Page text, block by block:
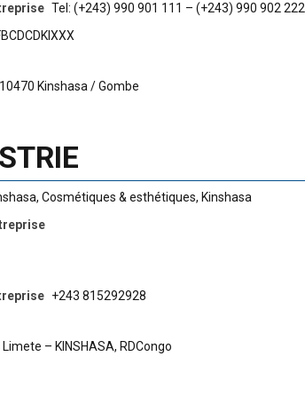
Tel: (+243) 990 901 111 – (+243) 990 902 222
Kinshasa / Gombe
, Cosmétiques & esthétiques, Kinshasa
+243 815292928
– KINSHASA, RDCongo